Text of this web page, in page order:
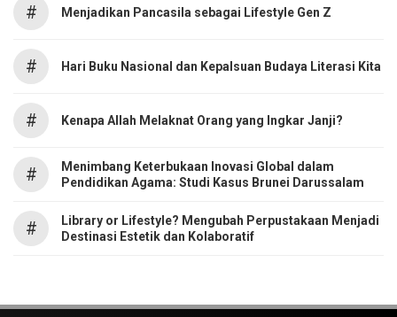
# Menjadikan Pancasila sebagai Lifestyle Gen Z
# Hari Buku Nasional dan Kepalsuan Budaya Literasi Kita
# Kenapa Allah Melaknat Orang yang Ingkar Janji?
#
Menimbang Keterbukaan Inovasi Global dalam
Pendidikan Agama: Studi Kasus Brunei Darussalam
#
Library or Lifestyle? Mengubah Perpustakaan Menjadi
Destinasi Estetik dan Kolaboratif